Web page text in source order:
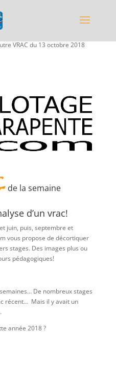
VRAC du 13 octobre 2018
de la semaine
d’un vrac!
juin, puis, septembre et
vous propose de décortiquer
stages. Des images plus ou
pédagogiques!
De nombreux stages
récent… Mais il y avait un
année 2018 ?